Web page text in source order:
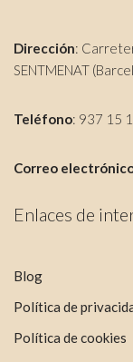
Dirección:
SENTMENAT
Teléfono: 937 15
Correo
Enlaces de
Blog
Política de
Política de cookies